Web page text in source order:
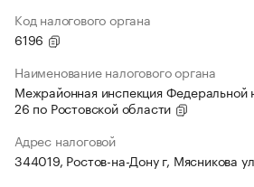
Код налогового органа
6196
Наименование налогового органа
Межрайонная инспекция
26 по Ростовской области
Адрес налоговой
344019, Ростов-на-Дону г, Мясникова